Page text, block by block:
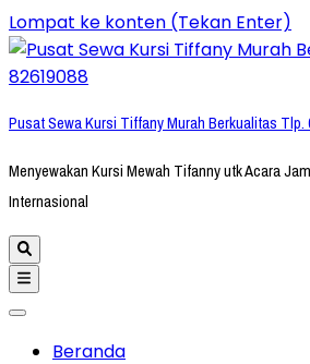
Lompat ke konten (Tekan Enter)
Pusat Sewa Kursi Tiffany Murah Berkualitas
Menyewakan Kursi Mewah Tifanny utk Acara
Internasional
Beranda